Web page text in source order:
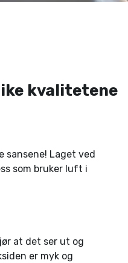
kvalitetene
sansene! Laget ved
som bruker luft i
at det ser ut og
er myk og